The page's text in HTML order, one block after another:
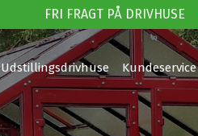
FRI FRAGT PÅ DRIVHUSE
Udstillingsdrivhuse Kundeservice